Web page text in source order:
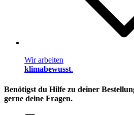
Wir arbeiten
klimabewusst.
Benötigst du Hilfe zu deiner
gerne deine Fragen.